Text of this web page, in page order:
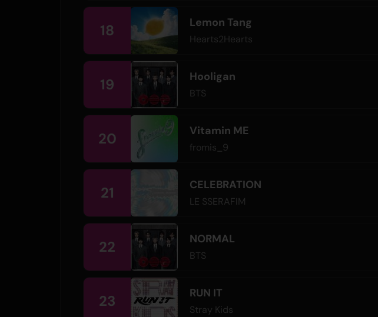
18 Lemon Tang
Hearts2Hearts
19 Hooligan
BTS
20 Vitamin ME
fromis_9
21 CELEBRATION
LE SSERAFIM
22 NORMAL
BTS
23 RUN IT
Stray Kids